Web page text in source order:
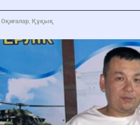
Оқиғалар, Құқық